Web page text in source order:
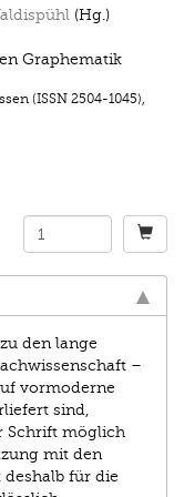
(Hg.)
Graphematik
(ISSN 2504-1045),
den lange
–
vormoderne
sind,
Schrift möglich
mit den
für die